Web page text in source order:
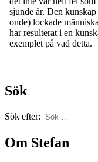
Sök
Sök efter:
Om Stefan